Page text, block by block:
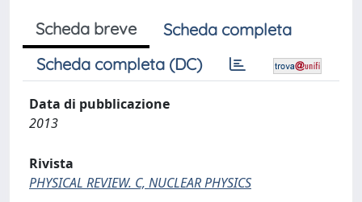
Scheda breve
Scheda completa
Scheda completa (DC)
Data di pubblicazione
2013
Rivista
PHYSICAL REVIEW. C, NUCLEAR PHYSICS